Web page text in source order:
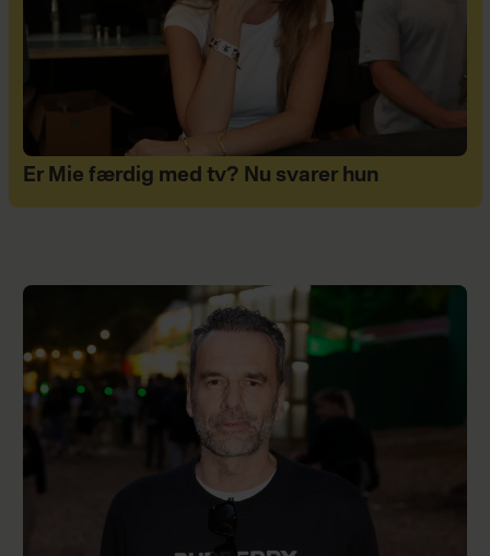
Er Mie færdig med tv? Nu svarer hun